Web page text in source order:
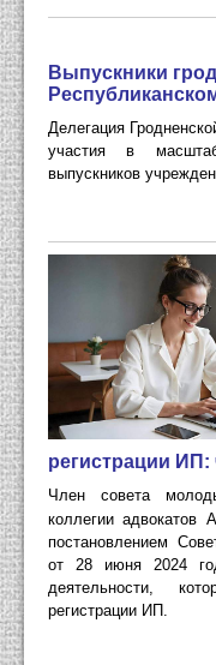
Выпускники
Делегация
участия в
выпускников
регистрации ИП:
Член совета
коллегии адвокатов
постановлением
от 28 июня 2024
деятельности,
регистрации ИП.